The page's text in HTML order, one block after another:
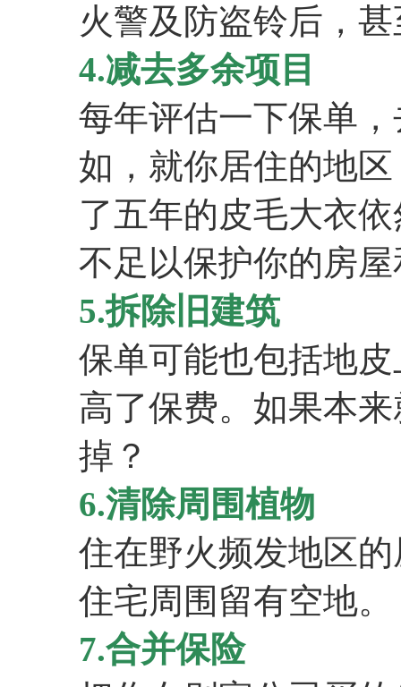
火警及防盗铃后，
4.减去多余项目
每年评估一下保单
如，就你居住的地
了五年的皮毛大衣
不足以保护你的房
5.拆除旧建筑
保单可能也包括地
高了保费。如果本
掉？
6.清除周围植物
住在野火频发地区
住宅周围留有空地。
7.合并保险